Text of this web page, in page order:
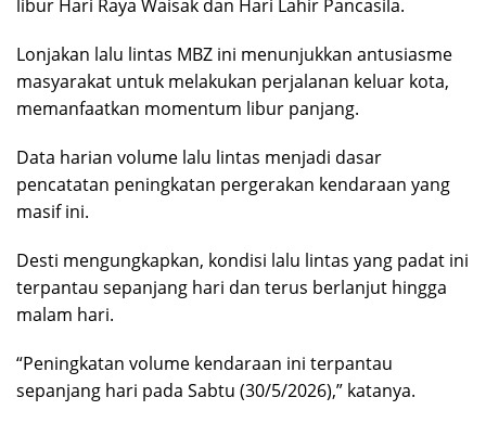
libur Hari Raya Waisak dan Hari Lahir Pancasila.
Lonjakan lalu lintas MBZ ini menunjukkan antusiasme
masyarakat untuk melakukan perjalanan keluar kota,
memanfaatkan momentum libur panjang.
Data harian volume lalu lintas menjadi dasar
pencatatan peningkatan pergerakan kendaraan yang
masif ini.
Desti mengungkapkan, kondisi lalu lintas yang padat ini
terpantau sepanjang hari dan terus berlanjut hingga
malam hari.
“Peningkatan volume kendaraan ini terpantau
sepanjang hari pada Sabtu (30/5/2026),” katanya.